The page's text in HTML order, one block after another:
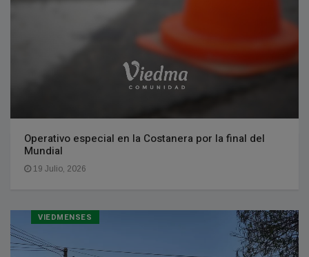
Operativo especial en la Costanera por la final del
Mundial
19 Julio, 2026
VIEDMENSES